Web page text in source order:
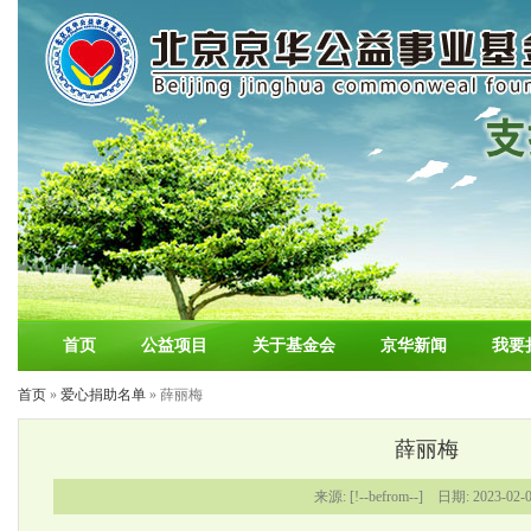
首页 公益项目 关于基金会 京华新闻 我要
首页 » 爱心捐助名单 » 薛丽梅
薛丽梅
来源: [!--befrom--] 日期: 2023-02-